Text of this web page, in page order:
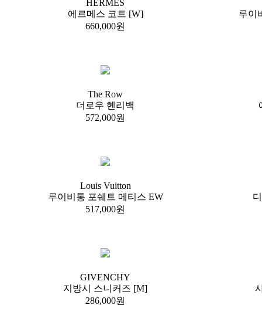
HERMES
에르메스 코트 [W]
660,000원
루이
The Row
더로우 헨리백
572,000원
Louis Vuitton
루이비통 포쉐트 메티스 EW
517,000원
GIVENCHY
지방시 스니커즈 [M]
286,000원